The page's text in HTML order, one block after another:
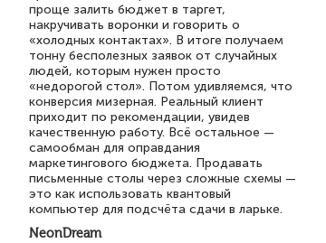
проще залить бюджет в таргет,
накручивать воронки и говорить о
«холодных контактах». В итоге получаем
тонну бесполезных заявок от случайных
людей, которым нужен просто
«недорогой стол». Потом удивляемся, что
конверсия мизерная. Реальный клиент
приходит по рекомендации, увидев
качественную работу. Всё остальное —
самообман для оправдания
маркетингового бюджета. Продавать
письменные столы через сложные схемы —
это как использовать квантовый
компьютер для подсчёта сдачи в ларьке.
NeonDream